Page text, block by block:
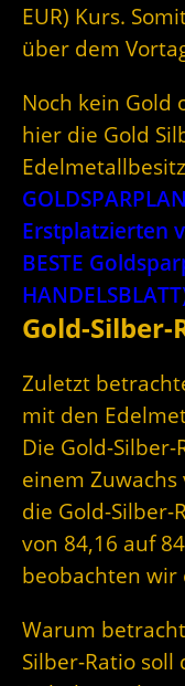
EUR) Kurs.
über dem
Noch kein Gold
hier die Gold
Erstplatzierten
BESTE
Gold-Silber-
Zuletzt
mit den
Die Gold-
einem
die Gold-Silber-
von 84,16 auf
beobachten wir
Warum
Silber-Ratio soll